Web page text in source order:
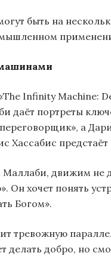
быть на
Infinity Machine:
даёт портреты
а
Хассабис
Маллаби, движим не
Он хочет понять
Богом».
тревожную
делать добро, но